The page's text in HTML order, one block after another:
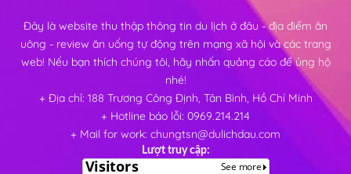
Đây là website thu thập thông tin du lịch ở đâu - địa điểm ăn
uông - review ăn uống tự động trên mạng xã hội và các trang
web! Nếu bạn thích chúng tôi, hãy nhấn quảng cáo để ủng hộ
nhé!
+ Địa chỉ: 188 Trương Công Định, Tân Bình, Hồ Chí Minh
+ Hotline báo lỗi: 0969.214.214
+ Mail for work: chungtsn@dulichdau.com
Lượt truy cập: